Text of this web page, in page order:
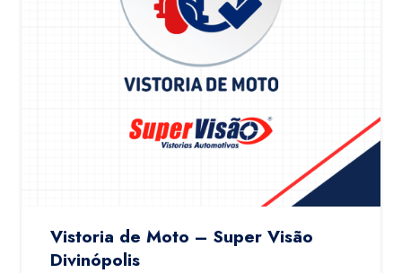
Vistoria de Moto – Super Visão
Divinópolis